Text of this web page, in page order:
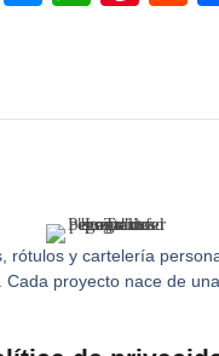
rótulos y cartelería
Cada proyecto nace de